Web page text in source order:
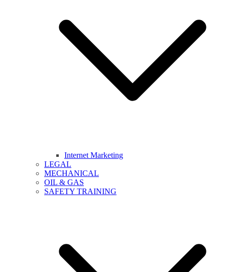
Internet Marketing
LEGAL
MECHANICAL
OIL & GAS
SAFETY TRAINING